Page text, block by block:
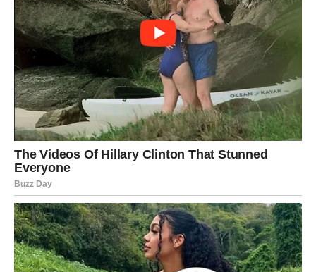
boli, već podsjetnik na lijepe trenutke koje smo zajedno
dijelili. Na primer, organizovanje porodičnih okupljanja
povodom sjećanja na preminule članove može donijeti
osjećaj zajedništva i ljubavi, umjesto tuge.
Perspektiva Zajednice o Uspomenama
Razgovor o pravilnom pristupu čuvanju uspomena na
preminule može otvoriti vrata za mnoge druge teme
vezane uzmentalno zdravlje
smatramo da je važno dijeliti svoja iskustva i savjete kako
bismo pomogli jedni drugima. Osobe koje su prošle kroz
slične gubitke mogu pružiti podršku i razumijevanje, što
može biti od vitalnog značaja za proces tugovanja. Ovaj
kolektivni pristup može olakšati bol i pomoći u pronalasku